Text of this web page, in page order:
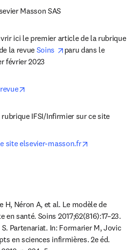
Masson SAS
ici le premier article de la rubrique
la revue Soins opens in new tab/
paru dans le
février 2023
IFSI/Infirmier sur ce site
site elsevier-masson.fr
H, Néron A, et al. Le modèle de
santé. Soins 2017;62(816):17–23.
Partenariat. In: Formarier M, Jovic
en sciences infirmières. 2e éd.